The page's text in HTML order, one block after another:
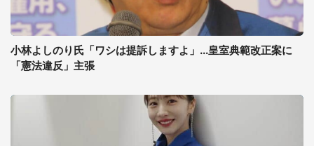
小林よしのり氏「ワシは提訴しますよ」...皇室典範改正案に
「憲法違反」主張